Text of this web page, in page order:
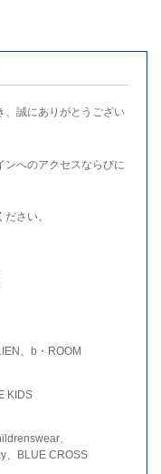
、誠にありがとうござい
ンへのアクセスならびに
さい。
、b・ROOM
KIDS
、
、BLUE CROSS